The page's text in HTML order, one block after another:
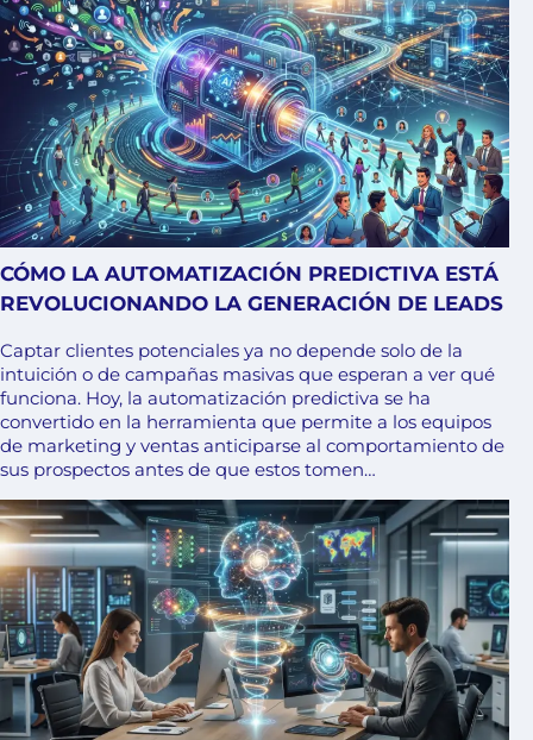
CÓMO LA AUTOMATIZACIÓN PREDICTIVA ESTÁ
REVOLUCIONANDO LA GENERACIÓN DE LEADS
Captar clientes potenciales ya no depende solo de la
intuición o de campañas masivas que esperan a ver qué
funciona. Hoy, la automatización predictiva se ha
convertido en la herramienta que permite a los equipos
de marketing y ventas anticiparse al comportamiento de
sus prospectos antes de que estos tomen…